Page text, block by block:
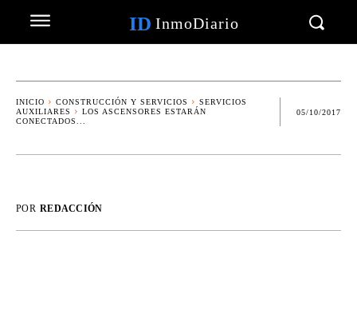
ID InmoDiario
INICIO CONSTRUCCIÓN Y SERVICIOS
SERVICIOS
AUXILIARES
LOS ASCENSORES ESTARÁN
CONECTADOS...
05/10/2017
POR REDACCIÓN